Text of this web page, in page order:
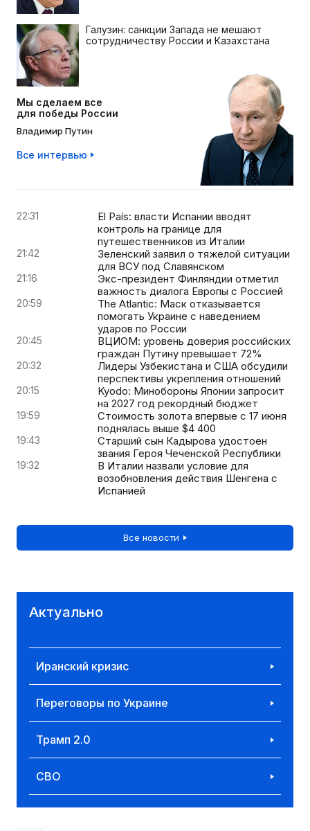
Галузин: санкции Запада не мешают
сотрудничеству России и Казахстана
Мы сделаем все
для победы России
Владимир Путин
Все интервью
22:31
El País: власти Испании вводят
контроль на границе для
путешественников из Италии
21:42
Зеленский заявил о тяжелой ситуации
для ВСУ под Славянском
21:16
Экс-президент Финляндии отметил
важность диалога Европы с Россией
20:59
The Atlantic: Маск отказывается
помогать Украине с наведением
ударов по России
20:45
ВЦИОМ: уровень доверия российских
граждан Путину превышает 72%
20:32
Лидеры Узбекистана и США обсудили
перспективы укрепления отношений
20:15
Kyodo: Минобороны Японии запросит
на 2027 год рекордный бюджет
19:59
Стоимость золота впервые с 17 июня
поднялась выше $4 400
19:43
Старший сын Кадырова удостоен
звания Героя Чеченской Республики
19:32
В Италии назвали условие для
возобновления действия Шенгена с
Испанией
Все новости
Актуально
Иранский кризис
Переговоры по Украине
Трамп 2.0
СВО